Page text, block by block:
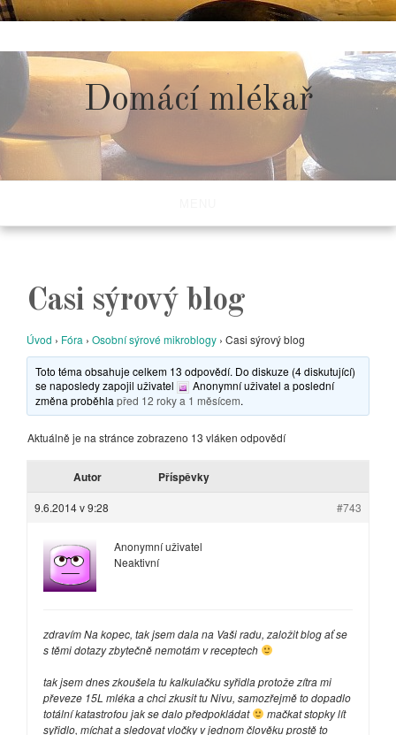
to
content
Domácí mlékař
Casi sýrový blog
Úvod › Fóra › Osobní sýrové mikroblogy › Casi sýrový blog
Toto téma obsahuje celkem 13 odpovědí. Do diskuze (4 diskutující)
se naposledy zapojil uživatel
Anonymní uživatel a poslední
změna proběhlapřed 12 roky a 1 měsícem.
Aktuálně je na stránce zobrazeno 13 vláken odpovědí
Autor Příspěvky
9.6.2014 v 9:28 #743
Anonymní uživatel
Neaktivní
zdravím Na kopec, tak jsem dala na Vaši radu, založit blog ať se
s těmi dotazy zbytečně nemotám v receptech
tak jsem dnes zkoušela tu kalkulačku syřidla protože zítra mi
převeze 15L mléka a chci zkusit tu Nivu, samozřejmě to dopadlo
totální katastrofou jak se dalo předpokládat
mačkat stopky lít
syřidlo, míchat a sledovat vločky v jednom člověku prostě to